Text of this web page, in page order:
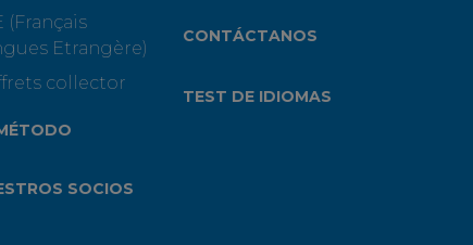
(Français
Etrangère)
collector
SOCIOS
CONTÁCTANOS
TEST DE IDIOMAS